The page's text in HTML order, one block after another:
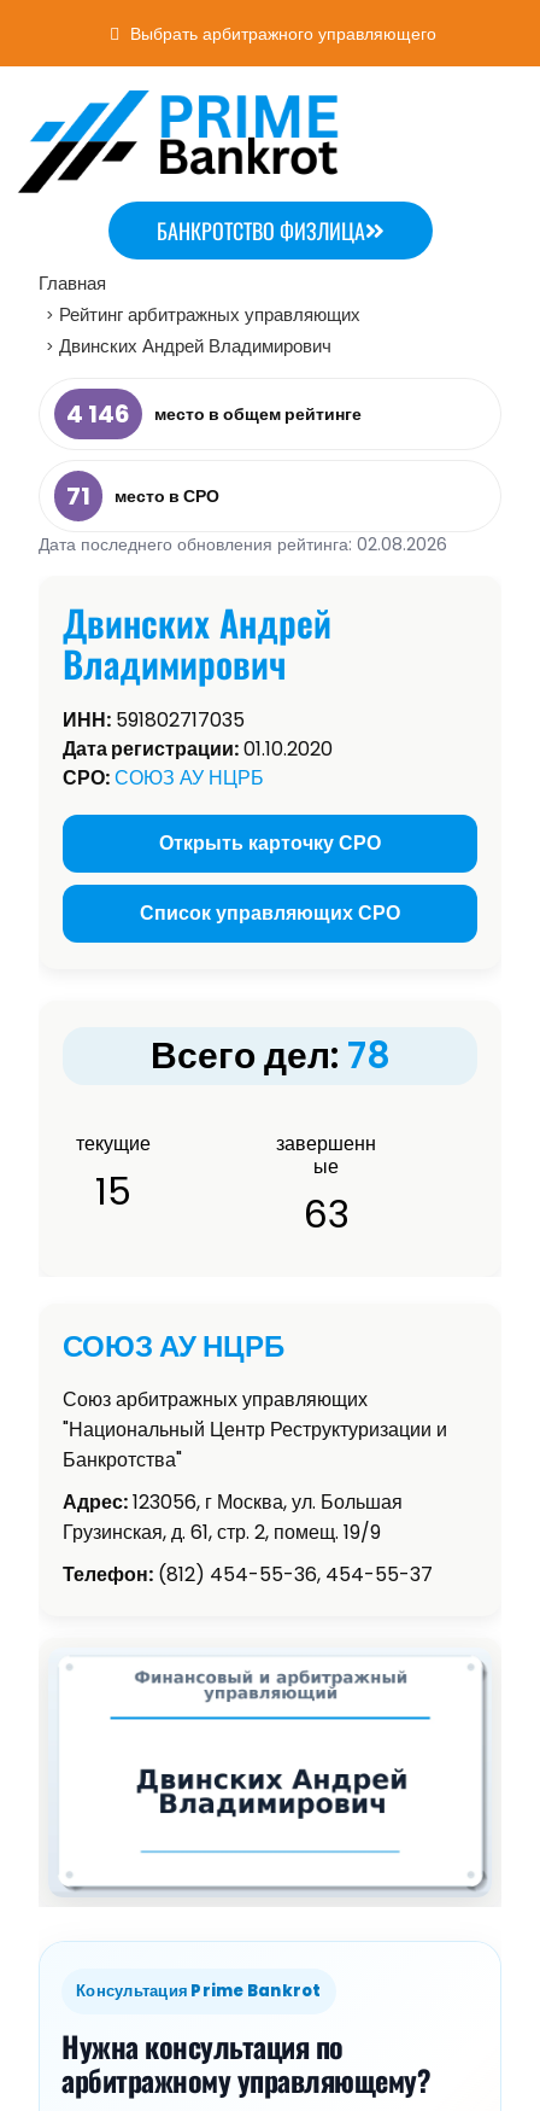
Выбрать арбитражного управляющего
БАНКРОТСТВО ФИЗЛИЦА
Главная
> Рейтинг арбитражных управляющих
> Двинских Андрей Владимирович
4 146 место в общем рейтинге
71
место в СРО
Дата последнего обновления рейтинга: 02.08.2026
Двинских Андрей
Владимирович
ИНН: 591802717035
Дата регистрации:01.10.2020
СРО:СОЮЗ АУ НЦРБ
Открыть карточку СРО
Список управляющих СРО
Всего дел: 78
текущие
15
завершенн
ые
63
СОЮЗ АУ НЦРБ
Союз арбитражных управляющих
"Национальный Центр Реструктуризации и
Банкротства"
Адрес:123056, г Москва, ул. Большая
Грузинская, д. 61, стр. 2, помещ. 19/9
Телефон: (812) 454-55-36, 454-55-37
Консультация Prime Bankrot
Нужна консультация по
арбитражному управляющему?